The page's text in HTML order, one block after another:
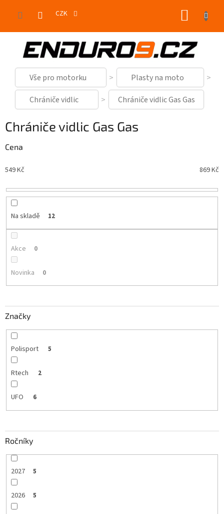
CZK
Vše pro motorku
Plasty na moto
Chrániče vidlic
Chrániče vidlic Gas Gas
Chrániče vidlic Gas Gas
Cena
549Kč 869Kč
Na skladě 12
Akce 0
Novinka 0
Značky
Polisport 5
Rtech 2
UFO 6
Ročníky
2027 5
2026 5